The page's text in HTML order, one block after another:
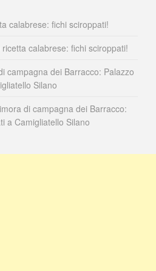
calabrese: fichi sciroppati!
ricetta calabrese: fichi sciroppati!
campagna dei Barracco: Palazzo
Silano
di campagna dei Barracco:
a Camigliatello Silano